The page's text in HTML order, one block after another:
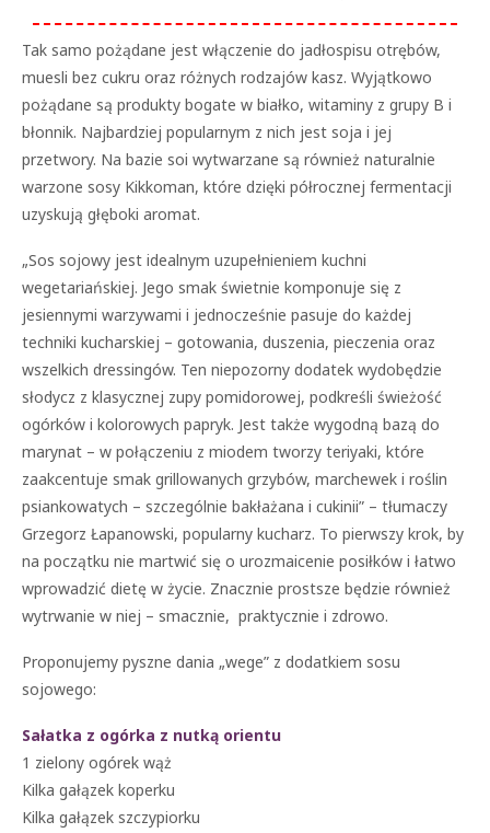
Tak samo pożądane jest włączenie do jadłospisu otrębów,
muesli bez cukru oraz różnych rodzajów kasz. Wyjątkowo
pożądane są produkty bogate w białko, witaminy z grupy B i
błonnik. Najbardziej popularnym z nich jest soja i jej
przetwory. Na bazie soi wytwarzane są również naturalnie
warzone sosy Kikkoman, które dzięki półrocznej fermentacji
uzyskują głęboki aromat.
„Sos sojowy jest idealnym uzupełnieniem kuchni
wegetariańskiej. Jego smak świetnie komponuje się z
jesiennymi warzywami i jednocześnie pasuje do każdej
techniki kucharskiej – gotowania, duszenia, pieczenia oraz
wszelkich dressingów. Ten niepozorny dodatek wydobędzie
słodycz z klasycznej zupy pomidorowej, podkreśli świeżość
ogórków i kolorowych papryk. Jest także wygodną bazą do
marynat – w połączeniu z miodem tworzy teriyaki, które
zaakcentuje smak grillowanych grzybów, marchewek i roślin
psiankowatych – szczególnie bakłażana i cukinii” – tłumaczy
Grzegorz Łapanowski, popularny kucharz. To pierwszy krok, by
na początku nie martwić się o urozmaicenie posiłków i łatwo
wprowadzić dietę w życie. Znacznie prostsze będzie również
wytrwanie w niej – smacznie, praktycznie i zdrowo.
Proponujemy pyszne dania „wege” z dodatkiem sosu
sojowego:
Sałatka z ogórka z nutką orientu
1 zielony ogórek wąż
Kilka gałązek koperku
Kilka gałązek szczypiorku